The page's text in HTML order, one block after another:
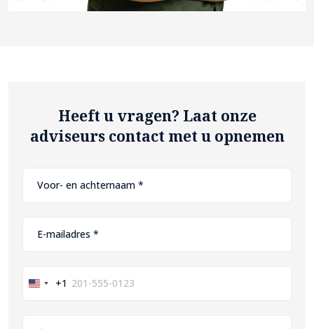
Heeft u vragen? Laat onze
adviseurs contact met u opnemen
United+1